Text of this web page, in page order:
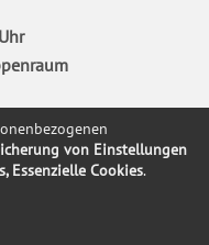
für mich? (online)
von Einstellungen
Essenzielle Cookies.